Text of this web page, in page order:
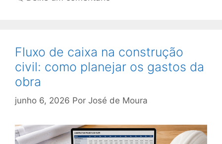
Fluxo de caixa na construção
civil: como planejar os gastos da
obra
junho 6, 2026 Por José de Moura